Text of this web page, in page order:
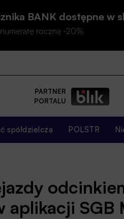
BANK dostępne w
roczną -20%
PARTNER
PORTALU
spółdzielcza POLSTR
aplikacji SGB